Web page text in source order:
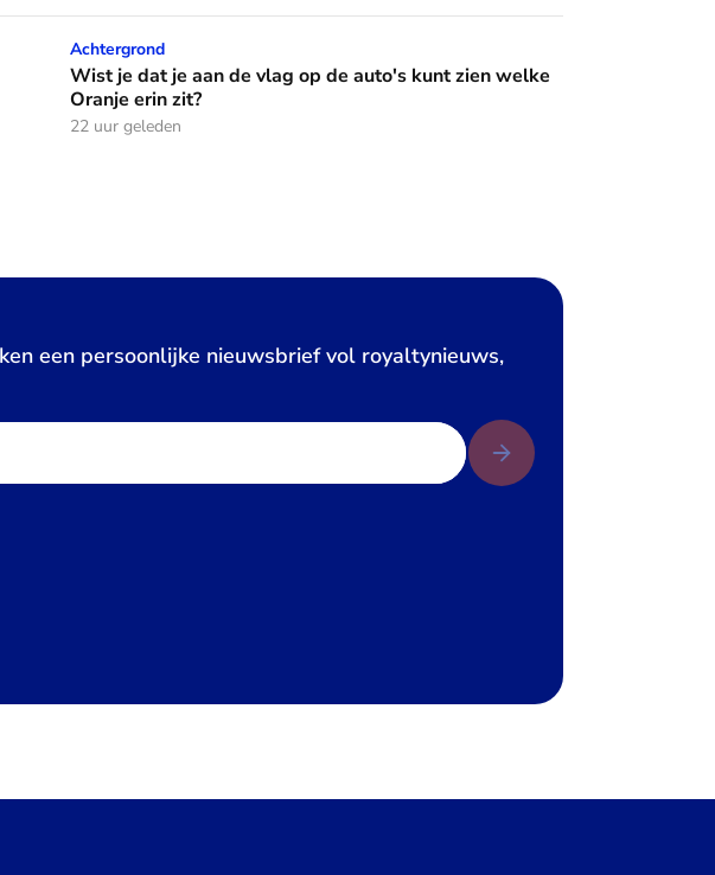
je dat je aan de vlag op de auto's kunt zien welke Oranje erin zit?
Achtergrond
Wist je dat je aan de vlag op de auto's kunt zien welke
Oranje erin zit?
22 uur geleden
een persoonlijke nieuwsbrief vol royaltynieuws,